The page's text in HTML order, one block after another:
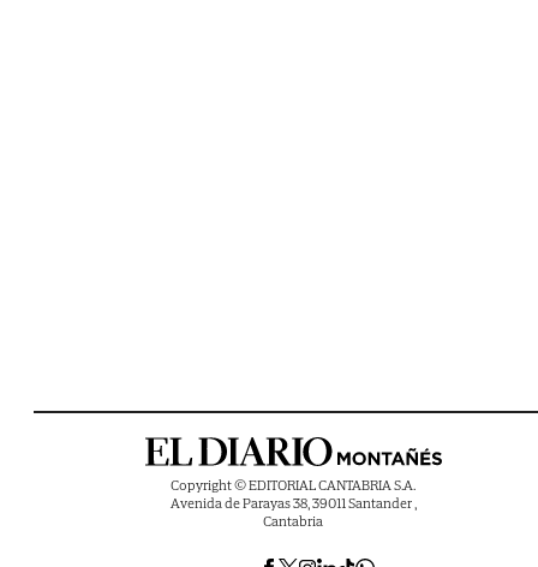
Copyright © EDITORIAL CANTABRIA S.A.
Avenida de Parayas 38, 39011 Santander ,
Cantabria